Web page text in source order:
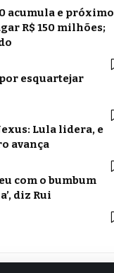
acumula e próximo
R$ 150 milhões;
esquartejar
Lula lidera, e
avança
com o bumbum
diz Rui